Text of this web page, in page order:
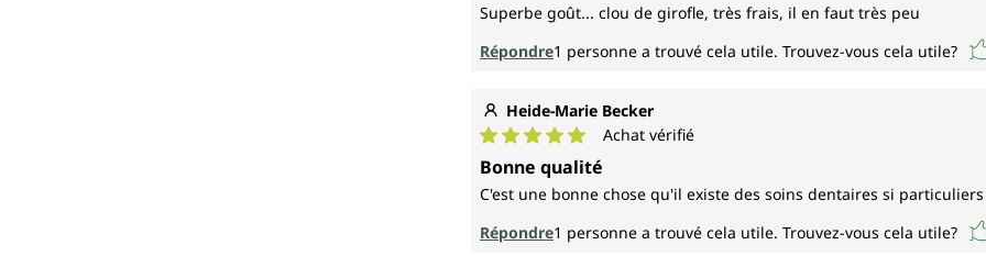
Superbe goût... clou de girofle, très frais, il en faut très peu
Répondre1 personne a trouvé cela utile. Trouvez-vous cela utile?
Heide-Marie Becker
Note moyenne de 5 sur 5 étoiles
Achat vérifié
Bonne qualité
C'est une bonne chose qu'il existe des soins dentaires si
Répondre1 personne a trouvé cela utile. Trouvez-vous cela utile?